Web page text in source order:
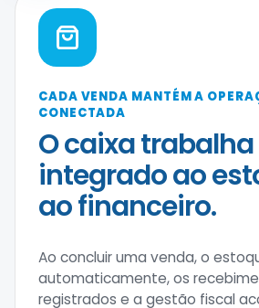
CADA VENDA MANTÉM A
CONECTADA
O caixa trabalha
integrado ao
ao financeiro.
Ao concluir uma venda, o
automaticamente, os
registrados e a gestão fiscal